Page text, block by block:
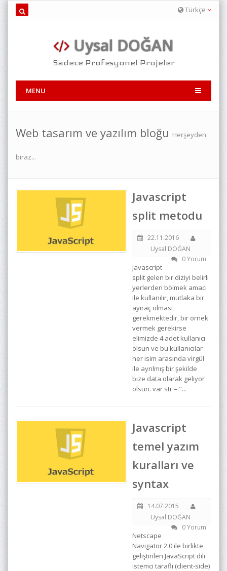
Türkçe
Uysal DOĞAN
Sadece Profesyonel Projeler
MENU
Web tasarım ve yazılım bloğu Herşeyden
biraz...
Javascript
split metodu
22.11.2016
Uysal DOĞAN
0 Yorum
Javascript
split gelen bir diziyi belirli
yerlerden bölmek amacı
ile kullanılır, mutlaka bir
ayıraç olması
gerekmektedir, bir örnek
vermek gerekirse
elimizde 4 adet kullanıcı
olsun ve bu kullanıcılar
her isim arasında virgül
ile ayrılmış bir şekilde
bize data olarak geliyor
olsun. var str = "...
Javascript
temel yazım
kuralları ve
syntax
14.07.2015
Uysal DOĞAN
0 Yorum
Netscape
Navigator 2.0 ile birlikte
geliştirilen JavaScript dili
istemci taraflı (client-side)